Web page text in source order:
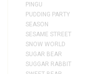
PINGU
PUDDING PARTY
SEASON
SESAME STREET
SNOW WORLD
SUGAR BEAR
SUGGAR RABBIT